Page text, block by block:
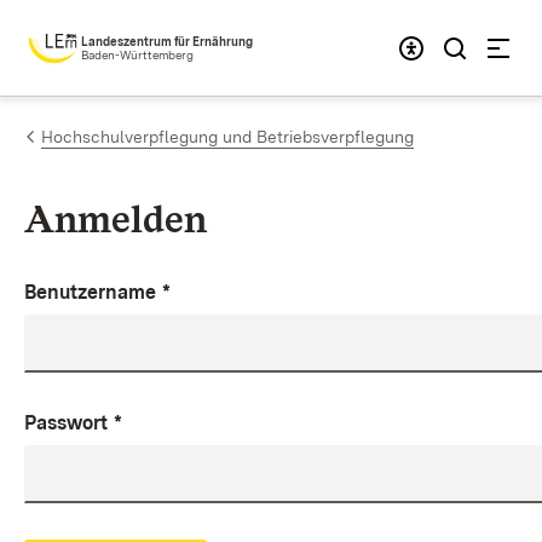
Zum Inhalt springen
Landeszentrum für Ernährung
Baden-Württemberg
Hochschulverpflegung und Betriebsverpflegung
Anmelden
Benutzername *
Passwort *